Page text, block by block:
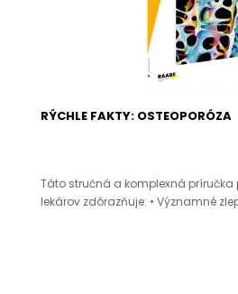
RÝCHLE FAKTY: OSTEOPORÓZA
Táto stručná a komplexná príručka
lekárov zdôrazňuje: • Významné